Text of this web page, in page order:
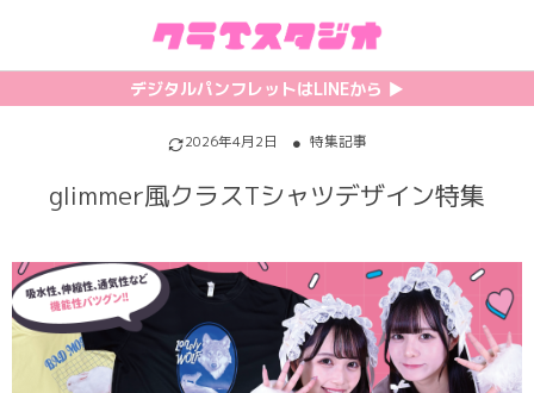
デジタルパンフレットはLINEから ▶︎︎
2026年4月2日 特集記事
glimmer風クラスTシャツデザイン特集
初めての方へ
クラスTシャツの注文方法
料金について
お支払い方法について
キャンセル・変更について
カテゴリ一覧
ホッケーユニフォーム
バスケユニフォーム
ゲーム
特集記事
【最新】流行りの背ネーム特集
【インスタ映え】おすすめクラT集
韓国パロディ人気デザイン特集
おしゃれデザインクラスTシャツ
プリント
フォントを選ぶ
シルクスクリーンについて
昇華プリントについて